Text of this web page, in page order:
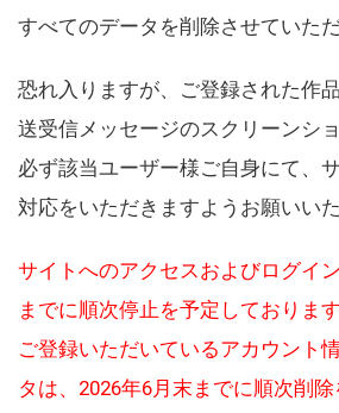
すべてのデータを削除させていただ
恐れ入りますが、ご登録された作
送受信メッセージのスクリーンシ
必ず該当ユーザー様ご自身にて、
対応をいただきますようお願いいた
サイトへのアクセスおよびログイ
までに順次停止を予定しております
ご登録いただいているアカウント
タは、2026年6月末までに順次削